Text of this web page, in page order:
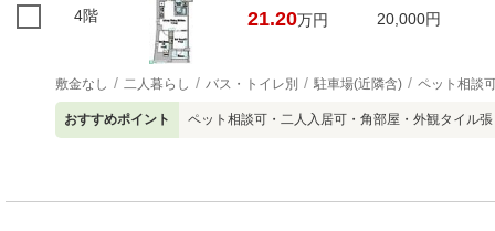
4階 21.20万円 20,000円
敷金なし 二人暮らし バス・トイレ別 駐車場(近隣含) ペット相談
おすすめポイント ペット相談可・二人入居可・角部屋・外観タイル